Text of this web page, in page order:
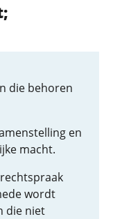
die behoren
en
macht.
wordt
die niet